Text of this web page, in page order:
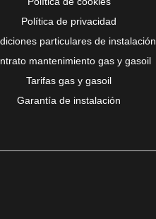
Política de privacidad
particulares de instalación
mantenimiento gas y gasoil
Tarifas gas y gasoil
Garantía de instalación